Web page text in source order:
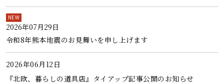
NEW
2026年07月29日
令和8年熊本地震のお見舞いを申し上げます
2026年06月12日
『北欧、暮らしの道具店』タイアップ記事公開のお知らせ